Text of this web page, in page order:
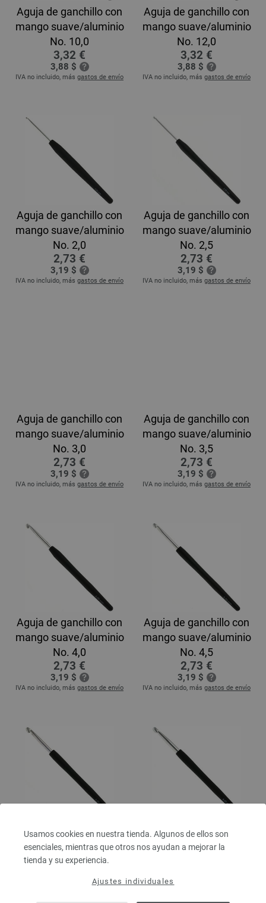
Usamos cookies en nuestra tienda. Algunos de ellos son
esenciales, mientras que otros nos ayudan a mejorar la
tienda y su experiencia.
Ajustes individuales
Aguja de ganchillo con
mango suave/aluminio
No. 10,0
3,32 €
3,88 $
IVA no incluido, más gastos de envío
Aguja de ganchillo con
mango suave/aluminio
No. 12,0
3,32 €
3,88 $
IVA no incluido, más gastos de envío
Aguja de ganchillo con
mango suave/aluminio
No. 2,0
2,73 €
3,19 $
IVA no incluido, más gastos de envío
Aguja de ganchillo con
mango suave/aluminio
No. 2,5
2,73 €
3,19 $
IVA no incluido, más gastos de envío
Aguja de ganchillo con
mango suave/aluminio
No. 3,0
2,73 €
3,19 $
IVA no incluido, más gastos de envío
Aguja de ganchillo con
mango suave/aluminio
No. 3,5
2,73 €
3,19 $
IVA no incluido, más gastos de envío
Aguja de ganchillo con
mango suave/aluminio
No. 4,0
2,73 €
3,19 $
IVA no incluido, más gastos de envío
Aguja de ganchillo con
mango suave/aluminio
No. 4,5
2,73 €
3,19 $
IVA no incluido, más gastos de envío
mango suave/aluminio
No. 5,0
2,73 €
mango suave/aluminio
No. 6,0